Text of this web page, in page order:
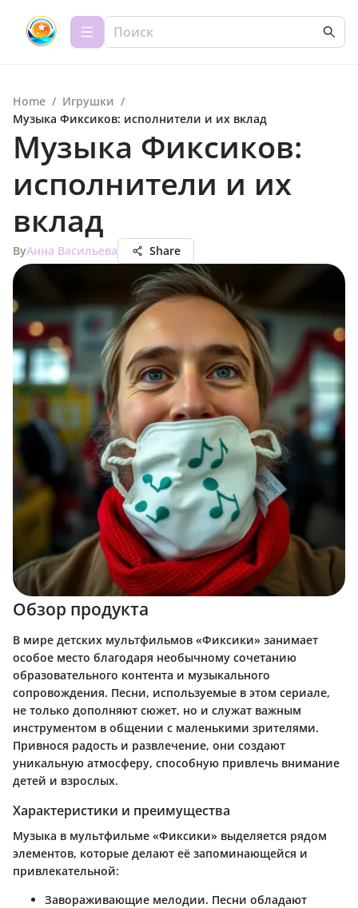
Home / Игрушки /
Музыка Фиксиков: исполнители и их вклад
Музыка Фиксиков:
исполнители и их
вклад
ByАнна Васильева Share
Обзор продукта
В мире детских мультфильмов «Фиксики» занимает
особое место благодаря необычному сочетанию
образовательного контента и музыкального
сопровождения. Песни, используемые в этом сериале,
не только дополняют сюжет, но и служат важным
инструментом в общении с маленькими зрителями.
Привнося радость и развлечение, они создают
уникальную атмосферу, способную привлечь внимание
детей и взрослых.
Характеристики и преимущества
Музыка в мультфильме «Фиксики» выделяется рядом
элементов, которые делают её запоминающейся и
привлекательной:
Завораживающие мелодии. Песни обладают